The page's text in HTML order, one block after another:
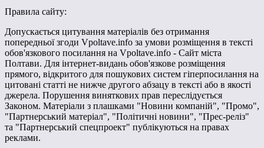
Правила сайту:
Допускається цитування матеріалів без отримання
попередньої згоди Vpoltave.info за умови розміщення в тексті
обов'язкового посилання на Vpoltave.info - Сайт міста
Полтави. Для інтернет-видань обов'язкове розміщення
прямого, відкритого для пошукових систем гіперпосилання на
цитовані статті не нижче другого абзацу в тексті або в якості
джерела. Порушення виняткових прав переслідується
Законом. Матеріали з плашками "Новини компаній", "Промо",
"Партнерський матеріал", "Політичні новини", "Прес-реліз"
та "Партнерський спецпроект" публікуються на правах
реклами.